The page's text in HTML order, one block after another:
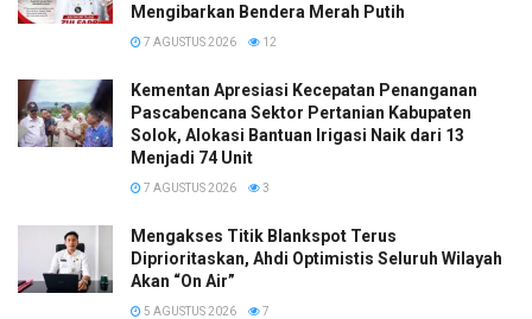
Mengibarkan Bendera Merah Putih
7 AGUSTUS 2026 12
Kementan Apresiasi Kecepatan Penanganan
Pascabencana Sektor Pertanian Kabupaten
Solok, Alokasi Bantuan Irigasi Naik dari 13
Menjadi 74 Unit
7 AGUSTUS 2026 3
Mengakses Titik Blankspot Terus
Diprioritaskan, Ahdi Optimistis Seluruh Wilayah
Akan “On Air”
5 AGUSTUS 2026 7